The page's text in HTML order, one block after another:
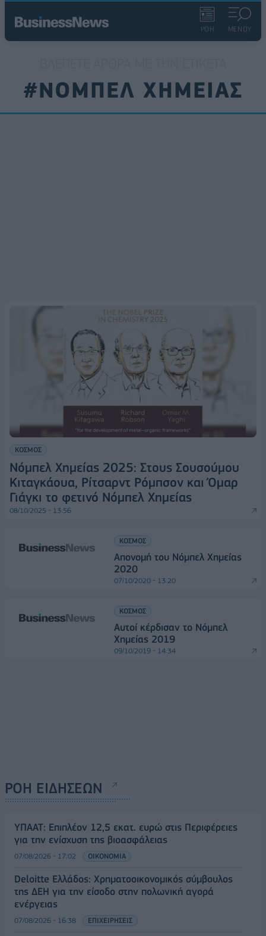
ΡΟΗ ΜΕΝΟΥ
#ΝΟΜΠΕΛ ΧΗΜΕΙΑΣ
ΚΟΣΜΟΣ
Νόμπελ Χημείας 2025: Στους Σουσούμου
Κιταγκάουα, Ρίτσαρντ Ρόμπσον και Όμαρ
Γιάγκι το φετινό Νόμπελ Χημείας
08/10/2025 - 13:56
ΚΟΣΜΟΣ
Απονομή του Νόμπελ Χημείας
2020
07/10/2020 - 13:20
ΚΟΣΜΟΣ
Αυτοί κέρδισαν το Νόμπελ
Χημείας 2019
09/10/2019 - 14:34
ΡΟΗ ΕΙΔΗΣΕΩΝ
ΥΠΑΑΤ: Επιπλέον 12,5 εκατ. ευρώ στις Περιφέρειες
για την ενίσχυση της βιοασφάλειας
07/08/2026 - 17:02 ΟΙΚΟΝΟΜΙΑ
Deloitte Ελλάδος: Χρηματοοικονομικός σύμβουλος
της ΔΕΗ για την είσοδο στην πολωνική αγορά
ενέργειας
07/08/2026 - 16:38 ΕΠΙΧΕΙΡΗΣΕΙΣ